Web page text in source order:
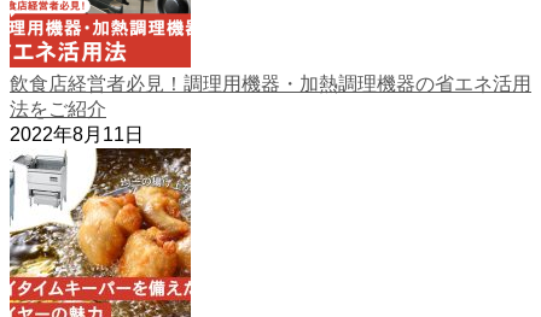
飲食店経営者必見！調理用機器・加熱調理機器の省エネ活用
法をご紹介
2022年8月11日